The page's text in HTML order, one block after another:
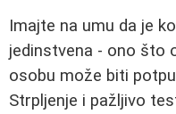
Imajte na umu da je
jedinstvena - ono što
osobu može biti
Strpljenje i pažljivo